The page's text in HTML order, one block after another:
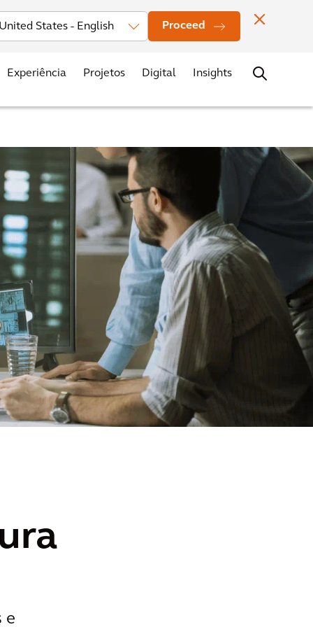
Proceed
Novidades Nossos Escritórios Contato
Experiência Projetos Digital Insights
e